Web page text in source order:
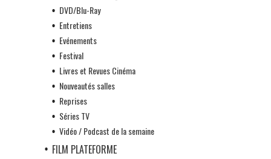
DVD/Blu-Ray
Entretiens
Evénements
Festival
Livres et Revues Cinéma
Nouveautés salles
Reprises
Séries TV
Vidéo / Podcast de la semaine
FILM PLATEFORME